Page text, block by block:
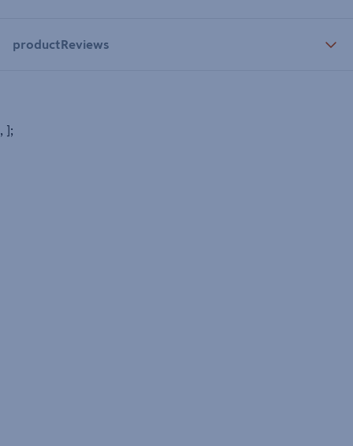
productReviews
, ];